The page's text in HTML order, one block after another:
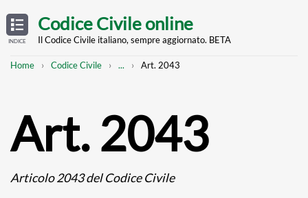
TABLE
OF
CONTENTS
INDICE
main
Codice Civile online
Il Codice Civile italiano, sempre aggiornato. BETA
Breadcrumb
Home Codice Civile
Mostra
... Art. 2043
Art. 2043
Articolo 2043 del Codice Civile